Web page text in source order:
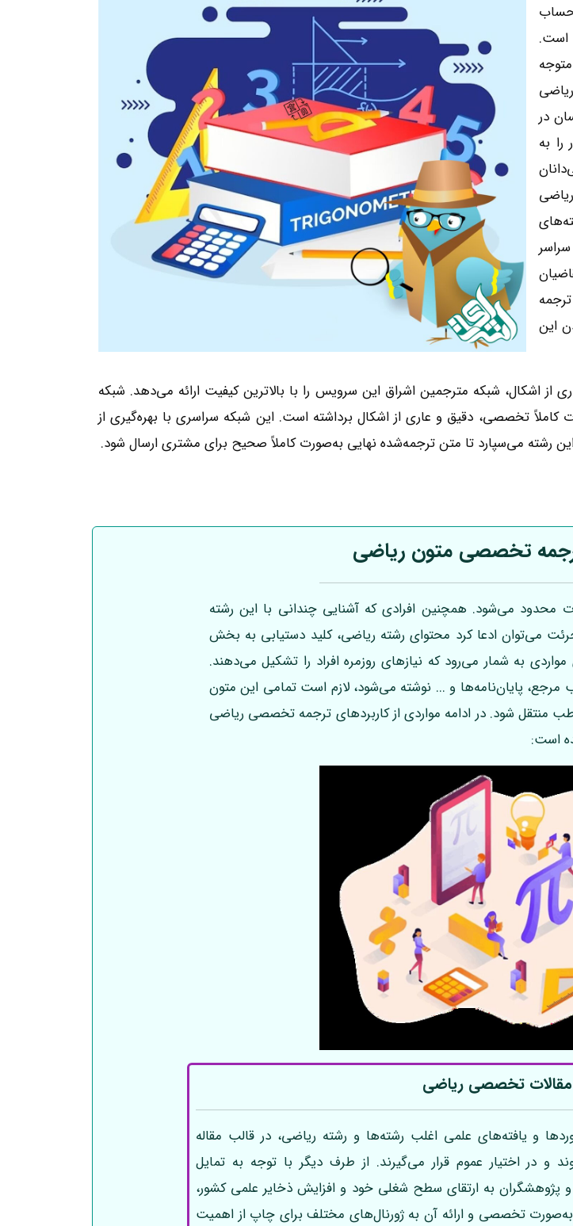
است.
در
به
این
اشکال، شبکه مترجمین اشراق این سرویس را با بالاترین کیفیت ارائه می‌دهد. شبکه
تخصصی، دقیق و عاری از اشکال برداشته است. این شبکه سراسری با بهره‌گیری از
رشته می‌سپارد تا متن ترجمه‌شده نهایی به‌صورت کاملاً صحیح برای مشتری ارسال شود.
تخصصی متون ریاضی
محدود می‌شود. همچنین افرادی که آشنایی چندانی با این رشته
می‌توان ادعا کرد محتوای رشته ریاضی، کلید دستیابی به بخش
به شمار می‌رود که نیازهای روزمره افراد را تشکیل می‌دهند.
مرجع، پایان‌نامه‌ها و ... نوشته می‌شود، لازم است تمامی این متون
شود. در ادامه مواردی از کاربردهای ترجمه تخصصی ریاضی
است:
تخصصی ریاضی
و یافته‌های علمی اغلب رشته‌ها و رشته ریاضی، در قالب مقاله
و در اختیار عموم قرار می‌گیرند. از طرف دیگر با توجه به تمایل
پژوهشگران به ارتقای سطح شغلی خود و افزایش ذخایر علمی کشور،
به‌صورت تخصصی و ارائه آن به ژورنال‌های مختلف برای چاپ از اهمیت